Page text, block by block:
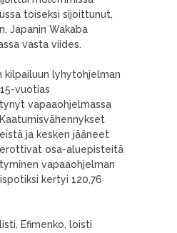
toiseksi sijoittunut,
Japanin Wakaba
vasta viides.
kilpailuun lyhytohjelman
vuotias
vapaaohjelmassa
ja kesken jääneet
osa-aluepisteitä
vapaaohjelman
kertyi 120,76
Efimenko, loisti